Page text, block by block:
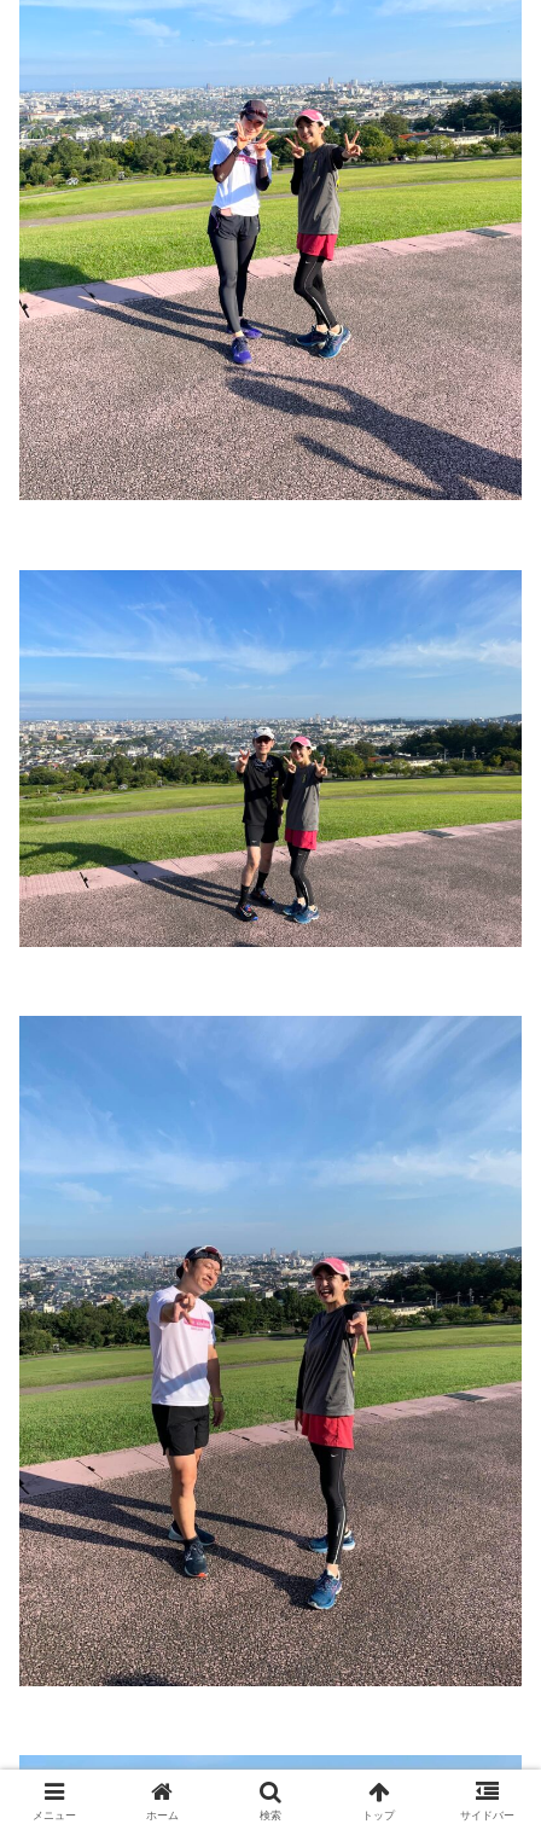
メニュー ホーム 検索 トップ サイドバー